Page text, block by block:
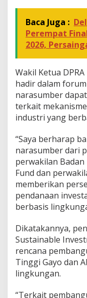
e
n
t
D
i
a
l
o
g
u
e
Baca Juga :
Perempat
2026,
Wakil Ketua
hadir dalam
narasumber
terkait
industri yang
“Saya berharap
narasumber dari
perwakilan Badan
Fund dan
memberikan
pendanaan
berbasis
Dikatakannya,
Sustainable
rencana
Tinggi Gayo dan
lingkungan.
“Terkait